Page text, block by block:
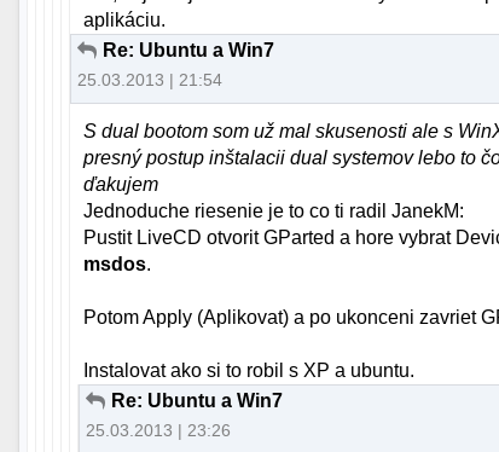
aplikáciu.
Re: Ubuntu a Win7
25.03.2013 | 21:54
S dual bootom som už mal skusenosti ale s
presný postup inštalacii dual systemov lebo to
ďakujem
Jednoduche riesenie je to co ti radil JanekM:
Pustit LiveCD otvorit GParted a hore vybrat
msdos.
Potom Apply (Aplikovat) a po ukonceni zavriet
Instalovat ako si to robil s XP a ubuntu.
Re: Ubuntu a Win7
25.03.2013 | 23:26